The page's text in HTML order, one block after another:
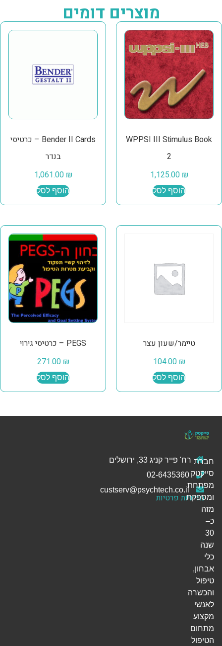
מוצרים דומים
WPPSI III Stimulus Book
2
1,125.00 ₪
הוסף לסל
Bender II Cards – כרטיסי
בנדר
1,061.00 ₪
הוסף לסל
טיימר/שעון עצר
104.00 ₪
הוסף לסל
PEGS – כרטיסי גירוי
271.00 ₪
הוסף לסל
רח' פייר קניג 33, ירושלים
מדיניות פרטיות
חברת
סייקטק
מפתחת
ומספקת
מזה
כ–
30
שנה
כלי
אבחון,
טיפול
והכשרה
לאנשי
מקצוע
מתחום
הטיפול